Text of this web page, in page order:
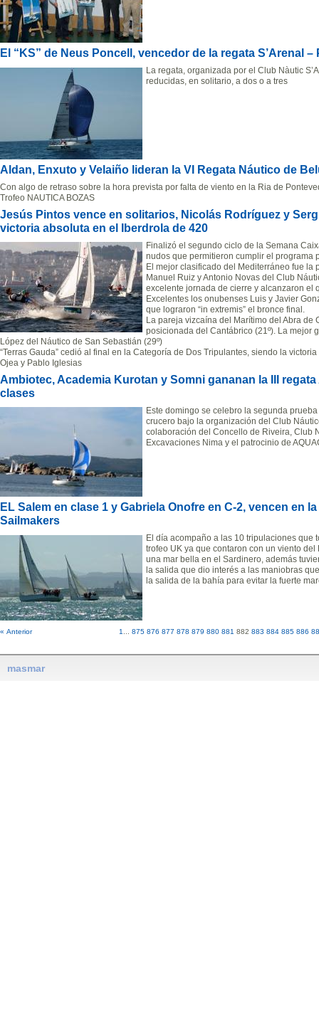
El “KS” de Neus Poncell, vencedor de la regata S’Arenal –
La regata, organizada por el Club Nàutic
reducidas, en solitario, a dos o a tres
Aldan, Enxuto y Velaiño lideran la VI Regata Náutico de
Con algo de retraso sobre la hora prevista por falta de viento en la Ria de
Trofeo NAUTICA BOZAS
Jesús Pintos vence en solitarios, Nicolás Rodríguez y
victoria absoluta en el Iberdrola de 420
Finalizó el segundo ciclo de la Semana
nudos que permitieron cumplir el programa
El mejor clasificado del Mediterráneo fue la
Manuel Ruiz y Antonio Novas del Club
excelente jornada de cierre y alcanzaron el
Excelentes los onubenses Luis y Javier
que lograron “in extremis” el bronce final.
La pareja vizcaína del Marítimo del Abra de
posicionada del Cantábrico (21º). La mejor
López del Náutico de San Sebastián (29º)
“Terras Gauda” cedió al final en la Categoría de Dos Tripulantes, siendo la
Ojea y Pablo Iglesias
Ambiotec, Academia Kurotan y Somni gananan la III
clases
Este domingo se celebro la segunda
crucero bajo la organización del Club
colaboración del Concello de Riveira, Club
Excavaciones Nima y el patrocinio de
EL Salem en clase 1 y Gabriela Onofre en C-2, vencen en
Sailmakers
El día acompaño a las 10 tripulaciones que
trofeo UK ya que contaron con un viento
una mar bella en el Sardinero, además
la salida que dio interés a las maniobras
la salida de la bahía para evitar la fuerte
« Anterior 1 875 876 877 878 879 880 881 882 883 884 885 886
masmar